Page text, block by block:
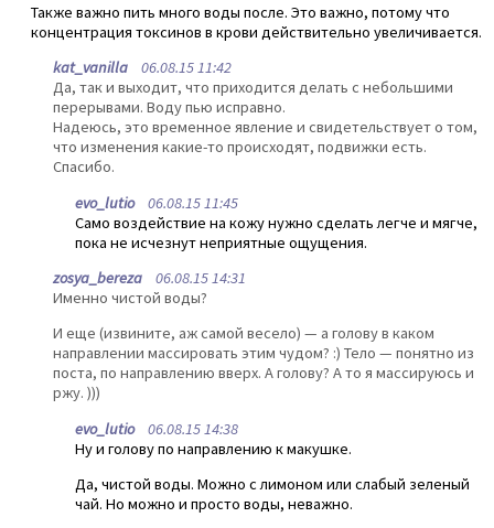
Также важно пить много воды после. Это важно, потому что
концентрация токсинов в крови действительно увеличивается.
kat_vanilla 06.08.15 11:42
Да, так и выходит, что приходится делать с небольшими
перерывами. Воду пью исправно.
Надеюсь, это временное явление и свидетельствует о том,
что изменения какие-то происходят, подвижки есть.
Спасибо.
evo_lutio06.08.15 11:45
Само воздействие на кожу нужно сделать легче и мягче,
пока не исчезнут неприятные ощущения.
zosya_bereza 06.08.15 14:31
Именно чистой воды?
И еще (извините, аж самой весело) — а голову в каком
направлении массировать этим чудом? :) Тело — понятно из
поста, по направлению вверх. А голову? А то я массируюсь и
ржу. )))
evo_lutio06.08.15 14:38
Ну и голову по направлению к макушке.
Да, чистой воды. Можно с лимоном или слабый зеленый
чай. Но можно и просто воды, неважно.